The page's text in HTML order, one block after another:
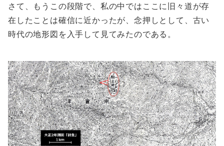
さて、もうこの段階で、私の中ではここに旧々道が存
在したことは確信に近かったが、念押しとして、古い
時代の地形図を入手して見てみたのである。